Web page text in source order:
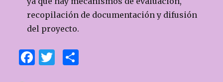
recopilación de documentación y difusión
del proyecto.
F
T